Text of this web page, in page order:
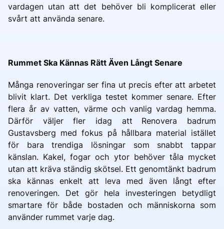
vardagen utan att det behöver bli komplicerat eller
svårt att använda senare.
Rummet Ska Kännas Rätt Även Långt Senare
Många renoveringar ser fina ut precis efter att arbetet
blivit klart. Det verkliga testet kommer senare. Efter
flera år av vatten, värme och vanlig vardag hemma.
Därför väljer fler idag att
Renovera badrum
Gustavsberg med fokus på hållbara material istället
för bara trendiga lösningar som snabbt tappar
känslan. Kakel, fogar och ytor behöver tåla mycket
utan att kräva ständig skötsel. Ett genomtänkt badrum
ska kännas enkelt att leva med även långt efter
renoveringen. Det gör hela investeringen betydligt
smartare för både bostaden och människorna som
använder rummet varje dag.